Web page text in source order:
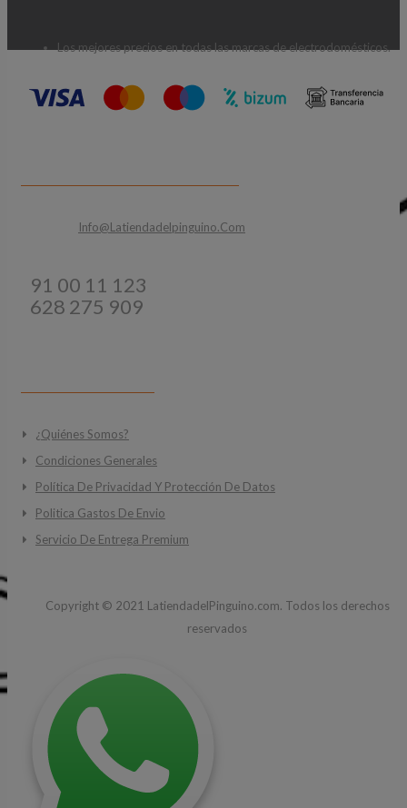
Los mejores precios en todas las marcas de electrodomésticos.
Info@latiendadelpinguino.com
91 00 11 123
628 275 909
¿Quiénes Somos?
Condiciones Generales
Política De Privacidad Y Protección De Datos
Politica Gastos De Envio
Servicio De Entrega Premium
Copyright © 2021 LatiendadelPinguino.com. Todos los derechos
reservados